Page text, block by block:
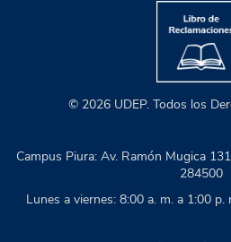
© 2026 UDEP. Todos los
Campus Piura: Av. Ramón Mugica
284500
Lunes a viernes: 8:00 a. m. a 1:00